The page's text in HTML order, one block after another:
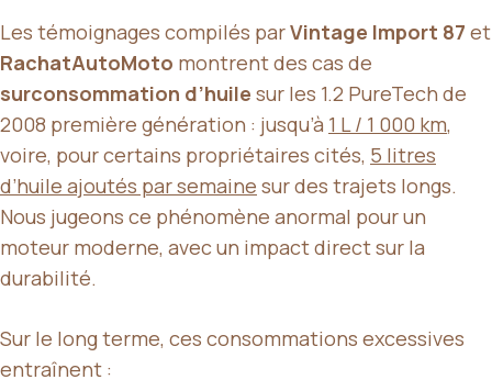
Les témoignages compilés parVintage Import 87 et
RachatAutoMoto montrent des cas de
surconsommation d’huile sur les 1.2 PureTech de
2008 première génération : jusqu’à 1 L / 1 000 km,
voire, pour certains propriétaires cités, 5 litres
d’huile ajoutés par semaine sur des trajets longs.
Nous jugeons ce phénomène anormal pour un
moteur moderne, avec un impact direct sur la
durabilité.
Sur le long terme, ces consommations excessives
entraînent :